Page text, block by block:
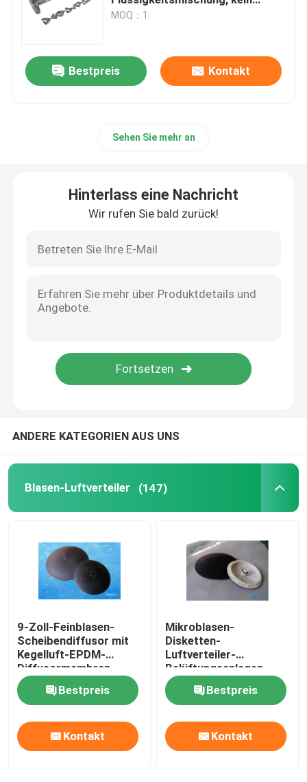
Schlammentwässerungsmaschine
Festflüssigkeitstrennzeichen
Wasserbehandlungs-Füller
Membran-Bioreaktor
Statischer Mischer
Geruch
MOQ：1
Bestpreis Kontakt
Sehen Sie mehr an
Hinterlass eine Nachricht
Wir rufen Sie bald zurück!
ANDERE KATEGORIEN AUS UNS
Blasen-Luftverteiler (147)
9-Zoll-Feinblasen-
Scheibendiffusor mit
Kegelluft-EPDM-
Diffusormembran
Bestpreis
Kontakt
Mikroblasen-
Disketten-
Luftverteiler-
Belüftungsanlagen-
Diskette
Bestpreis
Kontakt